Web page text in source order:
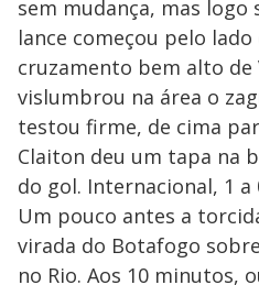
sem mudança, mas logo
lance começou pelo
cruzamento bem alto de
vislumbrou na área o
testou firme, de cima
Claiton deu um tapa na
do gol. Internacional, 1
Um pouco antes a
virada do Botafogo
no Rio. Aos 10 minutos,